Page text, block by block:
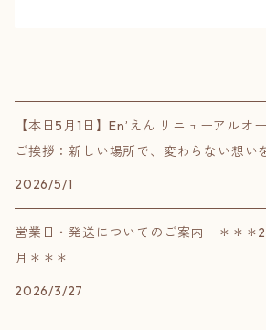
【本日5月1日】En’えん リニューアルオ
ご挨拶：新しい場所で、変わらない想い
2026/5/1
営業日・発送についてのご案内 ＊＊＊
月＊＊＊
2026/3/27